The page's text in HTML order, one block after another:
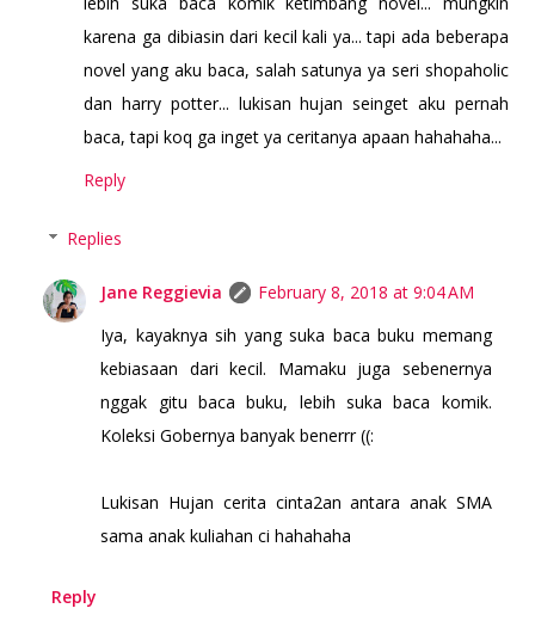
karena ga dibiasin dari kecil kali ya... tapi ada beberapa
novel yang aku baca, salah satunya ya seri shopaholic
dan harry potter... lukisan hujan seinget aku pernah
baca, tapi koq ga inget ya ceritanya apaan hahahaha...
Reply
Replies
Jane Reggievia
February 8, 2018 at 9:04 AM
Iya, kayaknya sih yang suka baca buku memang
kebiasaan dari kecil. Mamaku juga sebenernya
nggak gitu baca buku, lebih suka baca komik.
Koleksi Gobernya banyak benerrr ((:
Lukisan Hujan cerita cinta2an antara anak SMA
sama anak kuliahan ci hahahaha
Reply